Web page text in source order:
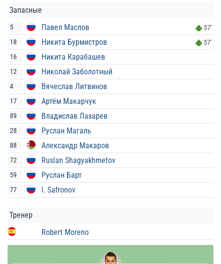
Запасные
5 Павел Маслов
57'
18
Никита Бурмистров
57'
16
Никита Карабашев
12 Николай Заболотный
4 Вячеслав Литвинов
17 Артём Макарчук
89 Владислав Лазарев
28 Руслан Магаль
88 Александр Макаров
72 Ruslan Shagyakhmetov
59 Руслан Барт
77 I. Safronov
Тренер
Robert Moreno